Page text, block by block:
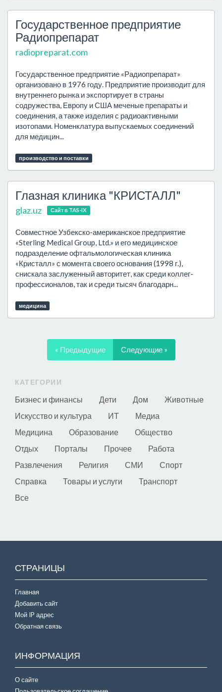
Государственное предприятие
Радиопрепарат
radiopreparat.com
Государственное предприятие «Радиопрепарат»
организовано в 1976 году. Предприятие производит для
внутреннего рынка и экспортирует в страны
содружества, Европу и США меченые препараты и
соединения, а также изделия с радиоактивными
изотопами. Номенклатура выпускаемых соединений
для медицин...
производство и поставки
Глазная клиника "КРИСТАЛЛ"
glaz.uz Сайт в TAS-IX
Совместное Узбекско-американское предприятие
«Sterling Medical Group, Ltd.» и его медицинское
подразделение офтальмологическая клиника
«Кристалл» с момента своего основания (1998 г.),
снискала заслуженный авторитет, как среди коллег-
профессионалов, так и среди тысяч благодарн...
медицина
« Предыдущие Следующие »
КАТЕГОРИИ
Бизнес и финансы Дети Дом
Животные
Искусство и культура
ИТ
Медиа
Медицина
Образование
Общество
Отдых
Порталы Прочее
Работа
Развлечения
Религия СМИ
Спорт
Справка
Товары и услуги
Транспорт
Все
СТРАНИЦЫ
Главная
Добавить сайт
Мой IP адрес
Обратная связь
ИНФОРМАЦИЯ
О сайте